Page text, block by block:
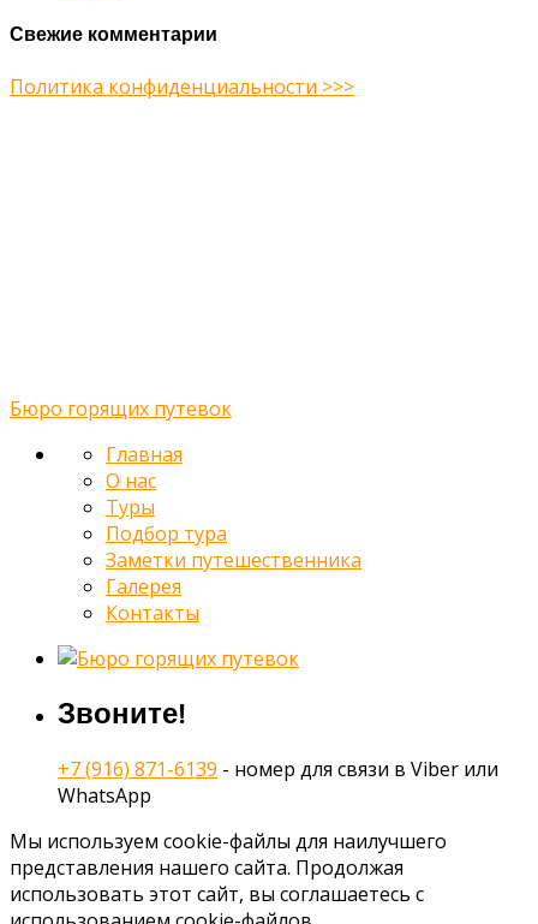
Свежие комментарии
Политика конфиденциальности >>>
Бюро горящих путевок
Главная
О нас
Туры
Подбор тура
Заметки путешественника
Галерея
Контакты
Звоните!
+7 (916) 871-6139 - номер для связи в Viber или
WhatsApp
Мы используем cookie-файлы для наилучшего
представления нашего сайта. Продолжая
использовать этот сайт, вы соглашаетесь с